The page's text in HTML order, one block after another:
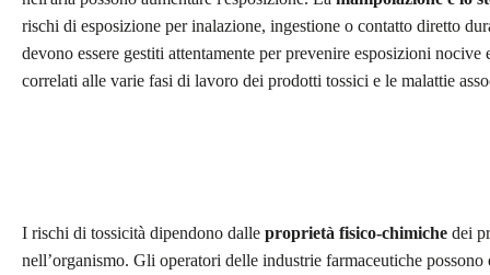
rischi di esposizione per inalazione, ingestione o contatto diretto
devono essere gestiti attentamente per prevenire esposizioni
correlati alle varie fasi di lavoro dei prodotti tossici e le malattie
I rischi di tossicità dipendono dalle proprietà fisico-chimiche dei
nell’organismo. Gli operatori delle industrie farmaceutiche possono